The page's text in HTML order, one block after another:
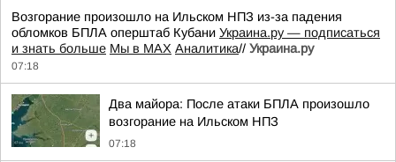
Возгорание произошло на Ильском НПЗ из-за падения
обломков БПЛА оперштаб Кубани Украина.ру — подписаться
и знать больше Мы в MAX Аналитика// Украина.ру
07:18
Два майора: После атаки БПЛА произошло
возгорание на Ильском НПЗ
07:18